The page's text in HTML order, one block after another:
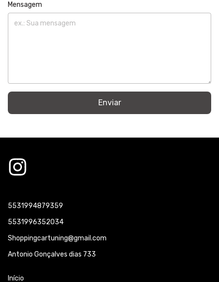
Mensagem
Enviar
5531994879359
5531996352034
Shoppingcartuning@gmail.com
Antonio Gonçalves dias 733
Início